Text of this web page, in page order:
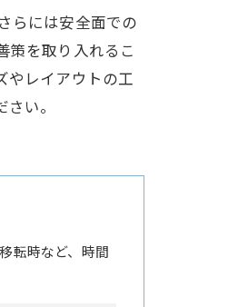
らには安全面での
策を取り入れるこ
やレイアウトの工
い。
転時など、時間